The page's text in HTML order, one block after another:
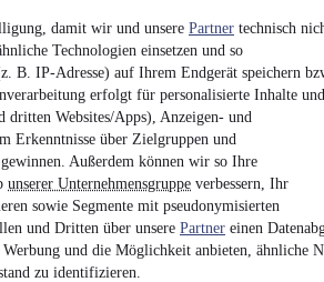
damit wir und unsere Partner technisch
Technologien einsetzen und so
B. IP-Adresse) auf Ihrem Endgerät speichern
erfolgt für personalisierte Inhalte und
dritten Websites/Apps), Anzeigen- und
Erkenntnisse über Zielgruppen und
Außerdem können wir so Ihre
unserer Unternehmensgruppe verbessern, Ihr
sowie Segmente mit pseudonymisierten
und Dritten über unsere Partner einen
und die Möglichkeit anbieten, ähnliche
zu identifizieren.
Kontakt
schnell und einfach
App installieren